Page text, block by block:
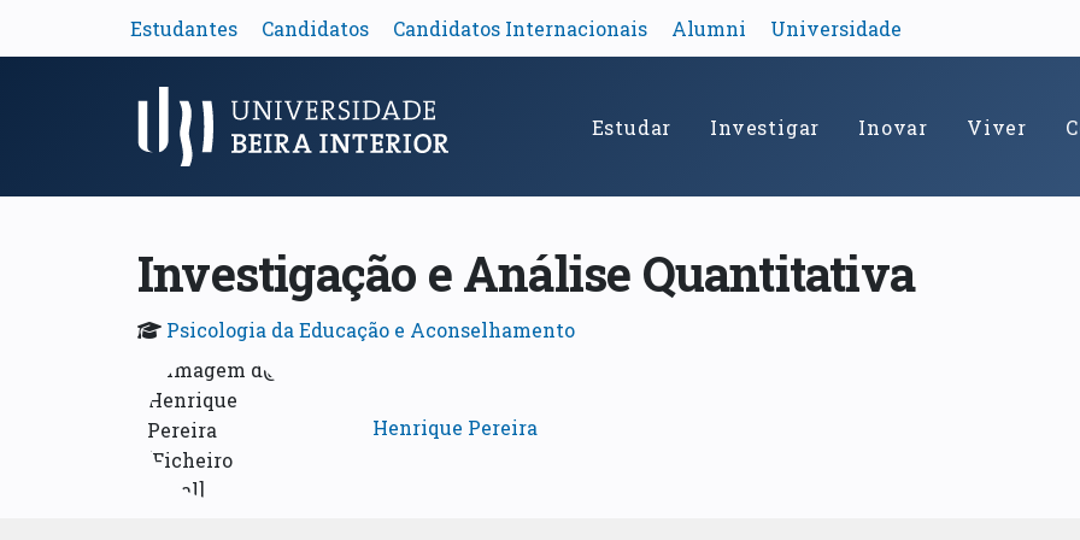
Estudantes Candidatos Candidatos Internacionais Alumni Universidade
Menu Principal Estudar Investigar Inovar Viver
Investigação e Análise Quantitativa
Psicologia da Educação e Aconselhamento
Henrique Pereira